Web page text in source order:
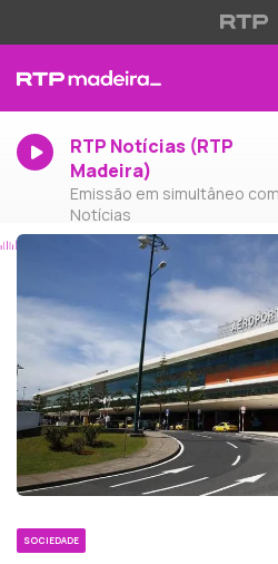
RTP Notícias (RTP
Madeira)
Emissão em simultâneo
Notícias
SOCIEDADE